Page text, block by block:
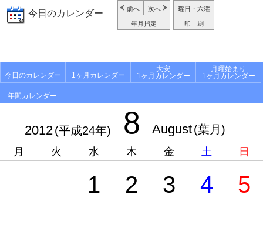
今日のカレンダー 前へ 次へ
年月指定
曜日・六曜
印 刷
今日のカレンダー 1ヶ月カレンダー
大安
1ヶ月カレンダー
月曜始まり
1ヶ月カレンダー
年間カレンダー
2012(平成24年) 8 August(葉月)
月 火 水 木 金 土 日
1 2 3 4 5